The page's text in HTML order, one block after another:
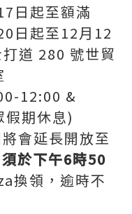
日起至額滿
日起至12月12
道 280 號世貿
12:00 &
假期休息)
會延長開放至
須於下午6時50
換領，逾時不